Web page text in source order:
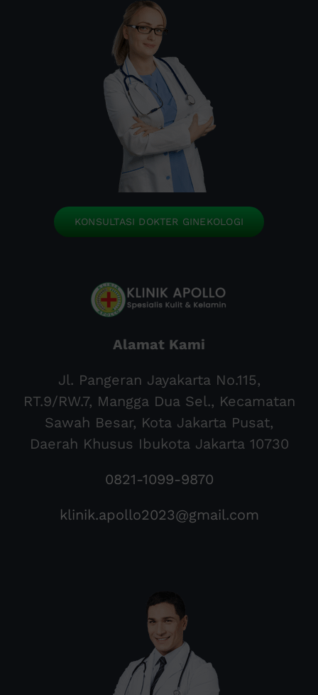
KONSULTASI DOKTER GINEKOLOGI
Alamat Kami
Jl. Pangeran Jayakarta No.115,
RT.9/RW.7, Mangga Dua Sel., Kecamatan
Sawah Besar, Kota Jakarta Pusat,
Daerah Khusus Ibukota Jakarta 10730
0821-1099-9870
klinik.apollo2023@gmail.com